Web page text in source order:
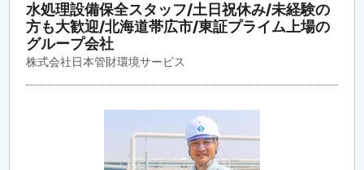
水処理設備保全スタッフ/土日祝休み/未経験の
方も大歓迎/北海道帯広市/東証プライム上場の
グループ会社
株式会社日本管財環境サービス